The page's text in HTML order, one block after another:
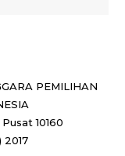
PEMILIHAN
10160
2017